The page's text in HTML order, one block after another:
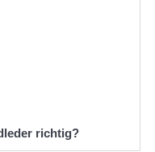
richtig?